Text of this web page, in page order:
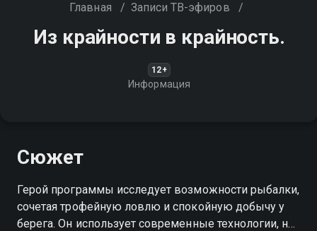
Главная / Записи ТВ-эфиров /
Из крайности в крайность.
12+
Информация
Сюжет
Герой программы исследует возможности рыбалки,
сочетая трофейную ловлю и спокойную добычу у
берега. Он использует современные технологии, но